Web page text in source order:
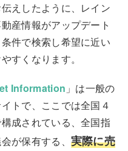
えしたように、レイン
産情報がアップデート
件で検索し希望に近い
すくなります。
Information 」は一般の
トで、ここでは全国４
成されている、全国指
が保有する、 実際に売